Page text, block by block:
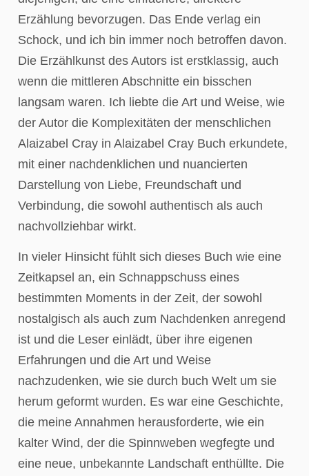
Erzählung bevorzugen. Das Ende verlag ein
Schock, und ich bin immer noch betroffen davon.
Die Erzählkunst des Autors ist erstklassig, auch
wenn die mittleren Abschnitte ein bisschen
langsam waren. Ich liebte die Art und Weise, wie
der Autor die Komplexitäten der menschlichen
Alaizabel Cray in Alaizabel Cray Buch erkundete,
mit einer nachdenklichen und nuancierten
Darstellung von Liebe, Freundschaft und
Verbindung, die sowohl authentisch als auch
nachvollziehbar wirkt.
In vieler Hinsicht fühlt sich dieses Buch wie eine
Zeitkapsel an, ein Schnappschuss eines
bestimmten Moments in der Zeit, der sowohl
nostalgisch als auch zum Nachdenken anregend
ist und die Leser einlädt, über ihre eigenen
Erfahrungen und die Art und Weise
nachzudenken, wie sie durch buch Welt um sie
herum geformt wurden. Es war eine Geschichte,
die meine Annahmen herausforderte, wie ein
kalter Wind, der die Spinnweben wegfegte und
eine neue, unbekannte Landschaft enthüllte. Die